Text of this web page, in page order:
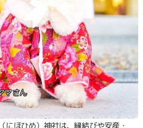
マさん
にほひめ）神社は、縁結びや安産・